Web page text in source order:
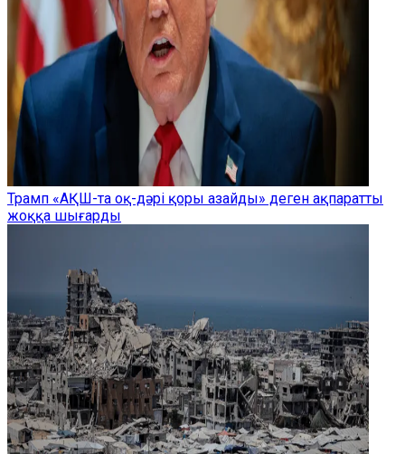
Трамп «АҚШ-та оқ-дәрі қоры азайды» деген ақпаратты
жоққа шығарды